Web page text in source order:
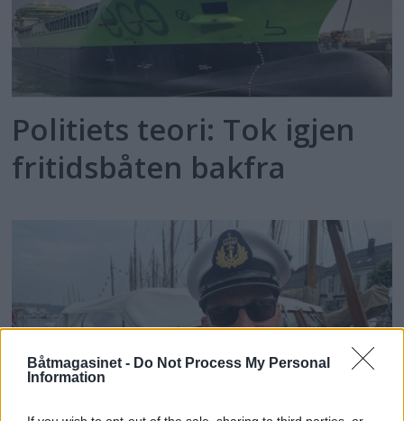
Båtmagasinet - Do Not Process My Personal
Information
Politiets teori: Tok igjen
fritidsbåten bakfra